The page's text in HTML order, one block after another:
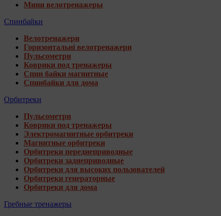
Мини велотренажеры
Спинбайки
Велотренажери
Горизонтальні велотренажери
Пульсометри
Коврики под тренажеры
Спин байки магнитные
Спинбайки для дома
Орбитреки
Пульсометри
Коврики под тренажеры
Электромагнитные орбитреки
Магнитные орбитреки
Орбитреки переднеприводные
Орбитреки заднеприводные
Орбитреки для высоких пользователей
Орбитреки генераторные
Орбитреки для дома
Гребные тренажеры